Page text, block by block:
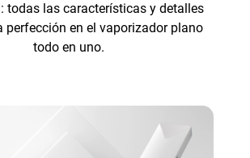
todas las características y detalles
perfección en el vaporizador plano
todo en uno.